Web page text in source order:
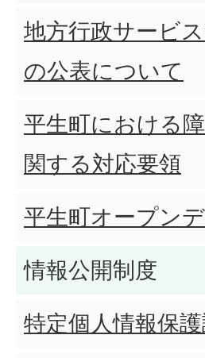
地方行政サービ
の公表について
平生町における
関する対応要領
平生町オープン
情報公開制度
特定個人情報保